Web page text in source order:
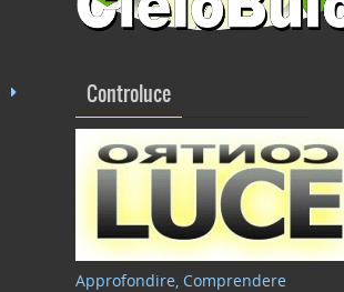
Controluce
Approfondire, Comprendere